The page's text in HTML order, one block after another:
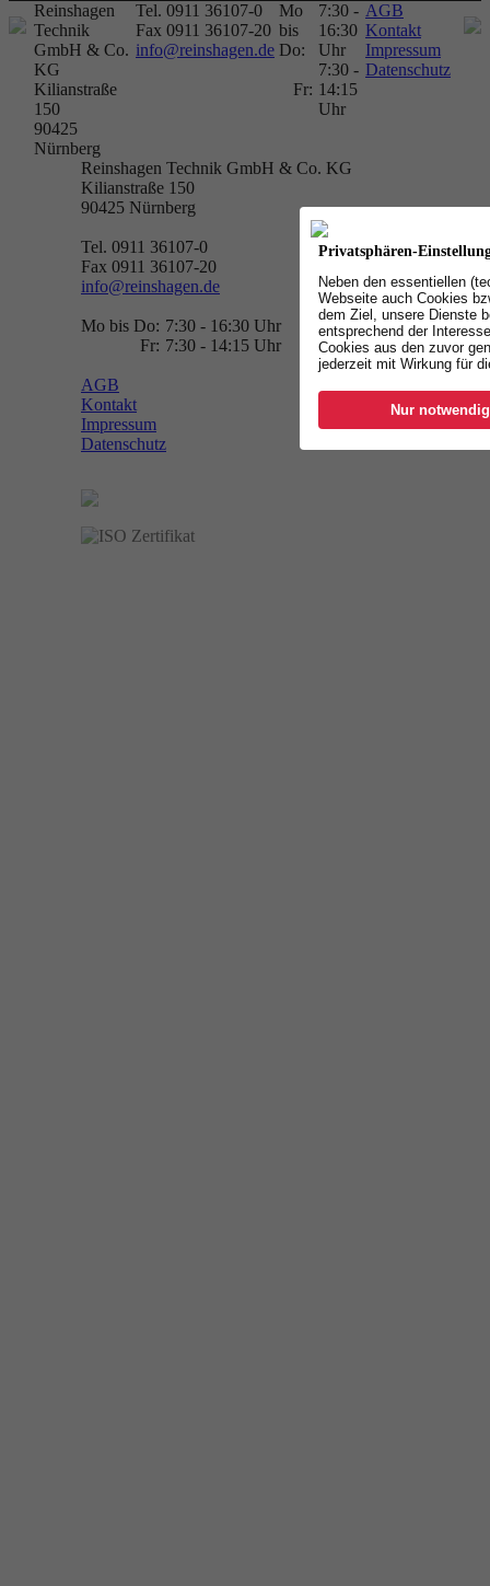
Privatsphären-
Neben den essentiellen
Webseite auch Cookies
dem Ziel, unsere Dienste
entsprechend der
Cookies aus den zuvor
jederzeit mit Wirkung für
Nur
Reinshagen
Technik
GmbH & Co.
KG
Kilianstraße
150
90425
Nürnberg
Tel. 0911 36107-0
Fax 0911 36107-20
info@reinshagen.de
Mo
bis
Do:
7:30 -
16:30
Uhr
Fr:
7:30 -
14:15
Uhr
AGB
Kontakt
Impressum
Datenschutz
Reinshagen Technik GmbH & Co. KG
Kilianstraße 150
90425 Nürnberg
Tel. 0911 36107-0
Fax 0911 36107-20
info@reinshagen.de
Mo bis Do: 7:30 - 16:30 Uhr
Fr: 7:30 - 14:15 Uhr
AGB
Kontakt
Impressum
Datenschutz